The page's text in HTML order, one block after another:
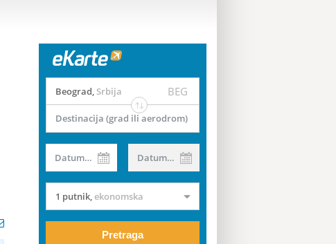
Beograd, Srbija BEG
Destinacija (grad ili aerodrom)
Datum od Datum do
1 putnik,ekonomska
Pretraga